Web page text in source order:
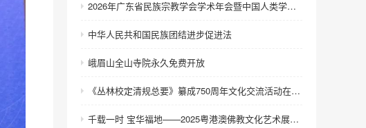
2026年广东省民族宗教学会学术年会暨中国人类学民族学研究会城市民族工作研究专业委员会更名会议在深圳召开
中华人民共和国民族团结进步促进法
峨眉山全山寺院永久免费开放
《丛林校定清规总要》纂成750周年文化交流活动在浙江金华举行
千载一时 宝华福地——2025粤港澳佛教文化艺术展在港澳成功举办